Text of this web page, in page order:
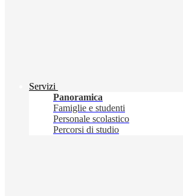
Servizi
Panoramica
Famiglie e studenti
Personale scolastico
Percorsi di studio